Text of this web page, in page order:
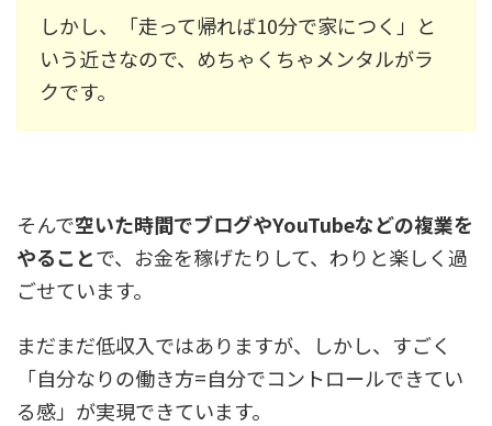
しかし、「走って帰れば10分で家につく」と
いう近さなので、めちゃくちゃメンタルがラ
クです。
そんで空いた時間でブログやYouTubeなどの複業を
やることで、お金を稼げたりして、わりと楽しく過
ごせています。
まだまだ低収入ではありますが、しかし、すごく
「自分なりの働き方=自分でコントロールできてい
る感」が実現できています。